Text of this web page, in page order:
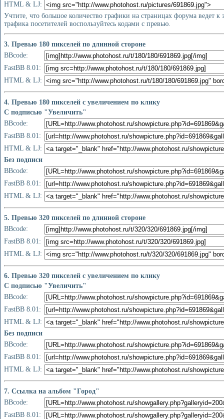
HTML & LJ:
Учтите, что большое количество графики на страницах форума ведет
трафика посетителей воспользуйтесь кодами с превью.
3. Превью 180 пикселей по длинной стороне
BBcode:
FastBB 8.01:
HTML & LJ:
4. Превью 180 пикселей с увеличением по клику
С подписью "Увеличить"
BBcode:
FastBB 8.01:
HTML & LJ:
Без подписи
BBcode:
FastBB 8.01:
HTML & LJ:
5. Превью 320 пикселей по длинной стороне
BBcode:
FastBB 8.01:
HTML & LJ:
6. Превью 320 пикселей с увеличением по клику
С подписью "Увеличить"
BBcode:
FastBB 8.01:
HTML & LJ:
Без подписи
BBcode:
FastBB 8.01:
HTML & LJ:
7. Ссылка на альбом "Город"
BBcode:
FastBB 8.01: